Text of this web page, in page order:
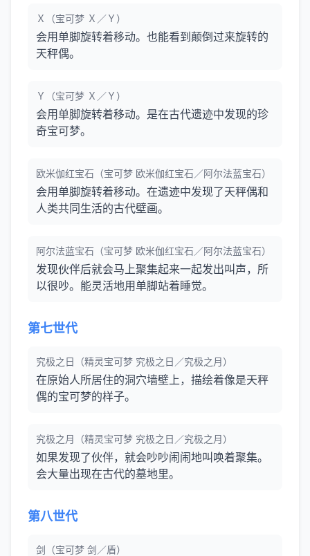
Ｘ（宝可梦 Ｘ／Ｙ）
会用单脚旋转着移动。也能看到颠倒过来旋转的
天秤偶。
Ｙ（宝可梦 Ｘ／Ｙ）
会用单脚旋转着移动。是在古代遗迹中发现的珍
奇宝可梦。
欧米伽红宝石（宝可梦 欧米伽红宝石／阿尔法蓝宝石）
会用单脚旋转着移动。在遗迹中发现了天秤偶和
人类共同生活的古代壁画。
阿尔法蓝宝石（宝可梦 欧米伽红宝石／阿尔法蓝宝石）
发现伙伴后就会马上聚集起来一起发出叫声，所
以很吵。能灵活地用单脚站着睡觉。
第七世代
究极之日（精灵宝可梦 究极之日／究极之月）
在原始人所居住的洞穴墙壁上，描绘着像是天秤
偶的宝可梦的样子。
究极之月（精灵宝可梦 究极之日／究极之月）
如果发现了伙伴，就会吵吵闹闹地叫唤着聚集。
会大量出现在古代的墓地里。
第八世代
剑（宝可梦 剑／盾）